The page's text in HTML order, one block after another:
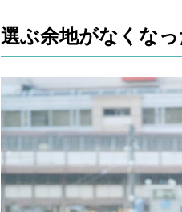
選ぶ余地がなくな